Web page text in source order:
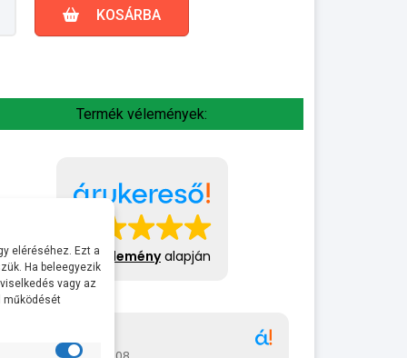
KOSÁRBA
Termék vélemények:
413 véleményalapján
Gábor
eléréséhez. Ezt a
Ha beleegyezik
vagy az
működését